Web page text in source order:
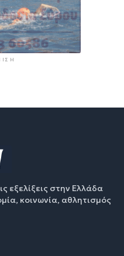
εξελίξεις στην Ελλάδα
κοινωνία, αθλητισμός